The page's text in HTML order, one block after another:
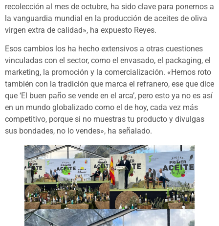
recolección al mes de octubre, ha sido clave para ponernos a
la vanguardia mundial en la producción de aceites de oliva
virgen extra de calidad», ha expuesto Reyes.
Esos cambios los ha hecho extensivos a otras cuestiones
vinculadas con el sector, como el envasado, el packaging, el
marketing, la promoción y la comercialización. «Hemos roto
también con la tradición que marca el refranero, ese que dice
que ‘El buen paño se vende en el arca’, pero esto ya no es así
en un mundo globalizado como el de hoy, cada vez más
competitivo, porque si no muestras tu producto y divulgas
sus bondades, no lo vendes», ha señalado.